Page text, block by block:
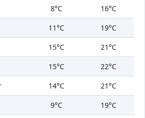
8°C
16°C
11°C
19°C
15°C
21°C
15°C
22°C
14°C
21°C
9°C
19°C